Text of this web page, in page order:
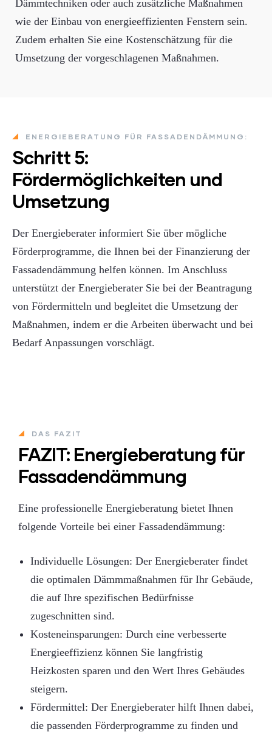
Dämmtechniken oder auch zusätzliche Maßnahmen
wie der Einbau von energieeffizienten Fenstern sein.
Zudem erhalten Sie eine Kostenschätzung für die
Umsetzung der vorgeschlagenen Maßnahmen.
ENERGIEBERATUNG FÜR FASSADENDÄMMUNG:
Schritt 5:
Fördermöglichkeiten und
Umsetzung
Der Energieberater informiert Sie über mögliche
Förderprogramme, die Ihnen bei der Finanzierung der
Fassadendämmung helfen können. Im Anschluss
unterstützt der Energieberater Sie bei der Beantragung
von Fördermitteln und begleitet die Umsetzung der
Maßnahmen, indem er die Arbeiten überwacht und bei
Bedarf Anpassungen vorschlägt.
DAS FAZIT
FAZIT: Energieberatung für
Fassadendämmung
Eine professionelle Energieberatung bietet Ihnen
folgende Vorteile bei einer Fassadendämmung:
Individuelle Lösungen: Der Energieberater findet
die optimalen Dämmmaßnahmen für Ihr Gebäude,
die auf Ihre spezifischen Bedürfnisse
zugeschnitten sind.
Kosteneinsparungen: Durch eine verbesserte
Energieeffizienz können Sie langfristig
Heizkosten sparen und den Wert Ihres Gebäudes
steigern.
Fördermittel: Der Energieberater hilft Ihnen dabei,
die passenden Förderprogramme zu finden und